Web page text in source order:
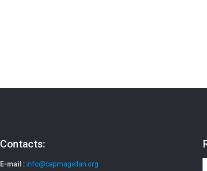
Contacts:
E-mail : info@capmagellan.org